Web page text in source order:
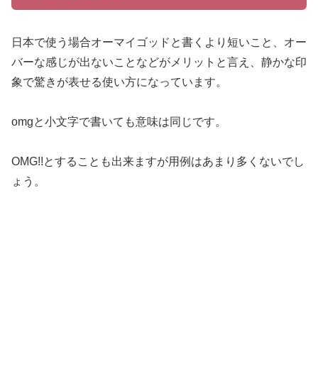
日本で使う場合オーマイゴッドと書くより短いこと、オー
バーな感じが出ないことなどがメリットと言え、静かな印
象で驚きが表せる使い方になっています。
omgと小文字で書いても意味は同じです。
OMG!!とすることも出来ますが用例はあまり多くないでし
ょう。